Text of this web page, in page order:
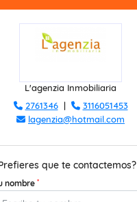
L'agenzia Inmobiliaria
2761346|
3116051453
lagenzia@hotmail.com
que te contactemos?
nombre *